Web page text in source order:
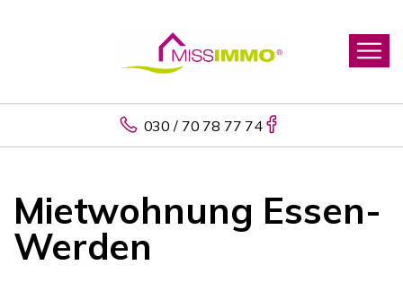
030 / 70 78 77 74
Mietwohnung Essen-
Werden